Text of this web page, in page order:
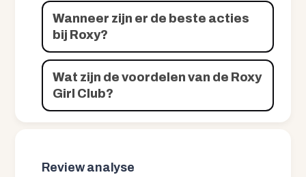
Wanneer zijn er de beste acties
bij Roxy?
Wat zijn de voordelen van de Roxy
Girl Club?
Review analyse